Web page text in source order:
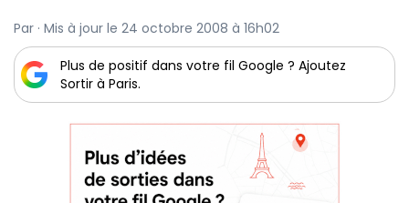
Par · Mis à jour le 24 octobre 2008 à 16h02
Plus de positif dans votre fil Google ? Ajoutez
Sortir à Paris.